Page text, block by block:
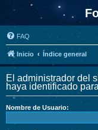
FAQ
Inicio Índice general
El administrador del
haya identificado
Nombre de Usuario: